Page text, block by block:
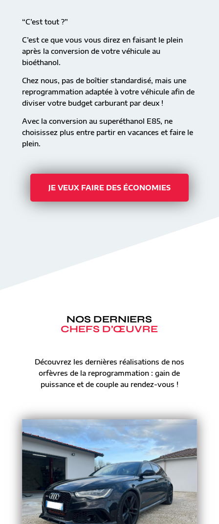
“C’est tout ?”
C’est ce que vous vous direz en faisant le plein
après la conversion de votre véhicule au
bioéthanol.
Chez nous, pas de boîtier standardisé, mais une
reprogrammation adaptée à votre véhicule afin de
diviser votre budget carburant par deux !
Avec la conversion au superéthanol E85, ne
choisissez plus entre partir en vacances et faire le
plein.
JE VEUX FAIRE DES ÉCONOMIES
NOS DERNIERS
CHEFS D’ŒUVRE
Découvrez les dernières réalisations de nos
orfèvres de la reprogrammation : gain de
puissance et de couple au rendez-vous !